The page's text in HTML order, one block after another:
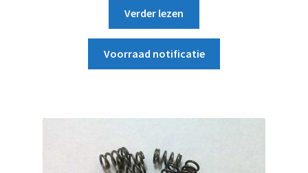
Verder lezen
Voorraad notificatie